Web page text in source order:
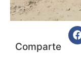
Comparte